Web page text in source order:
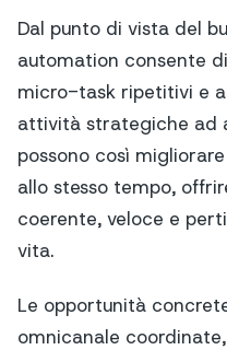
Dal punto di vista del
automation consente
micro-task ripetitivi e
attività strategiche ad
possono così
allo stesso tempo,
coerente, veloce e
vita.
Le opportunità
omnicanale